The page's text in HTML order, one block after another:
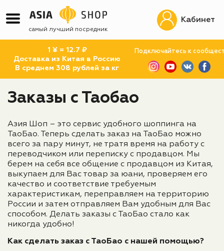
самый лучший посредник
1 ¥ = 12.7 ₽
Доставка из Китая в Россию
В среднем 308 рублей за кг
Подключайтесь к
Кабинет
Заказы с Таобао
Азия Шоп – это сервис удобного шоппинга на
ТаоБао. Теперь сделать заказ на ТаоБао можно
всего за пару минут, не тратя время на работу с
переводчиком или переписку с продавцом. Мы
берем на себя все общение с продавцом из Китая,
выкупаем для Вас товар за юани, проверяем его
качество и соответствие требуемым
характеристикам, переправляем на территорию
России и затем отправляем Вам удобным для Вас
способом. Делать заказы с ТаоБао стало как
никогда удобно!
Как сделать заказ с ТаоБао с нашей помощью?